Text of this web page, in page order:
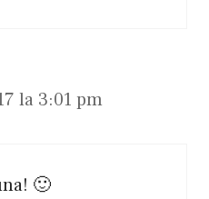
la 3:01 pm
🙂